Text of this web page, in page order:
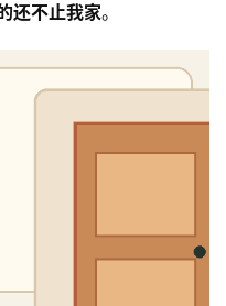
还不止我家。